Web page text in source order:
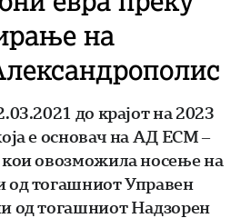
на
до крајот на 2023
е основач на АД ЕСМ –
кои овозможила носење на
од тогашниот Управен
од тогашниот Надзорен